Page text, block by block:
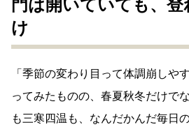
門は開いていても、
け
「季節の変わり目って体調崩しや
ってみたものの、春夏秋冬だけで
も三寒四温も、なんだかんだ毎日